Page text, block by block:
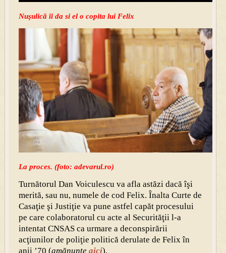
Nuşulică îi da si el o copita lui Felix
La proces. (foto: adevarul.ro)
Turnătorul Dan Voiculescu va afla astăzi dacă îşi
merită, sau nu, numele de cod Felix. Înalta Curte de
Casaţie şi Justiţie va pune astfel capăt procesului
pe care colaboratorul cu acte al Securităţii l-a
intentat CNSAS ca urmare a deconspirării
acţiunilor de poliţie politică derulate de Felix în
anii ’70 (amănunte aici).